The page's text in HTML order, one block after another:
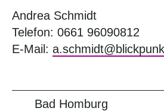
Andrea Schmidt
Telefon: 0661 96090812
E-Mail:
Bad Homburg